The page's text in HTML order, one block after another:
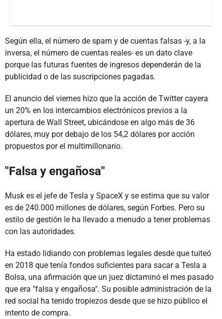
Según ella, el número de spam y de cuentas falsas -y, a la
inversa, el número de cuentas reales- es un dato clave
porque las futuras fuentes de ingresos dependerán de la
publicidad o de las suscripciones pagadas.
El anuncio del viernes hizo que la acción de Twitter cayera
un 20% en los intercambios electrónicos previos a la
apertura de Wall Street, ubicándose en algo más de 36
dólares, muy por debajo de los 54,2 dólares por acción
propuestos por el multimillonario.
"Falsa y engañosa"
Musk es el jefe de Tesla y SpaceX y se estima que su valor
es de 240.000 millones de dólares, según Forbes. Pero su
estilo de gestión le ha llevado a menudo a tener problemas
con las autoridades.
Ha estado lidiando con problemas legales desde que tuiteó
en 2018 que tenía fondos suficientes para sacar a Tesla a
Bolsa, una afirmación que un juez dictaminó el mes pasado
que era "falsa y engañosa". Su posible administración de la
red social ha tenido tropiezos desde que se hizo público el
intento de compra.